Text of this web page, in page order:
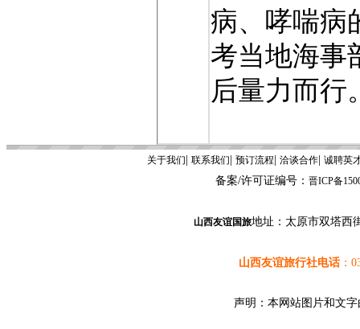
病、哮喘病
考当地海事
后量力而行
关于我们 联系我们 预订流程 洽谈合作| 诚聘英
备案/许可证编号： 晋ICP备
山西友谊国旅地址：太原市双塔西
山西友谊旅行社电话：
声明：本网站图片和文